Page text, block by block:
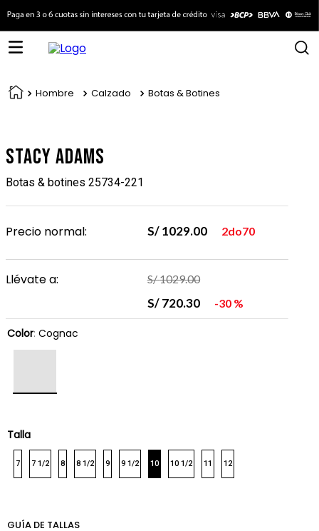
Hombre Calzado Botas & Botines
Stacy Adams
Botas & botines 25734-221
Precio normal: S/ 1029.00 2do70
Llévate a: S/1029.00
S/ 720.30 30 %
Color: Cognac
Talla
7 7 1/2 8 8 1/2 9 9 1/2 10 10 1/2 11 12
GUÍA DE TALLAS